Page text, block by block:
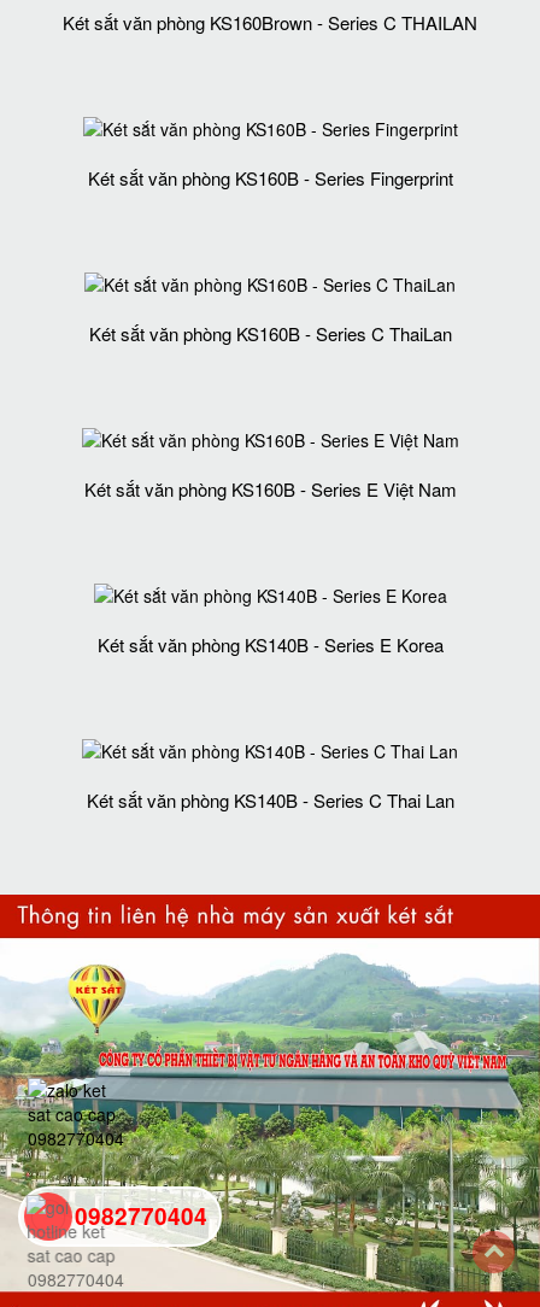
Két sắt văn phòng KS160Brown - Series C THAILAN
Két sắt văn phòng KS160B - Series Fingerprint
Két sắt văn phòng KS160B - Series C ThaiLan
Két sắt văn phòng KS160B - Series E Việt Nam
Két sắt văn phòng KS140B - Series E Korea
Két sắt văn phòng KS140B - Series C Thai Lan
0982770404
back